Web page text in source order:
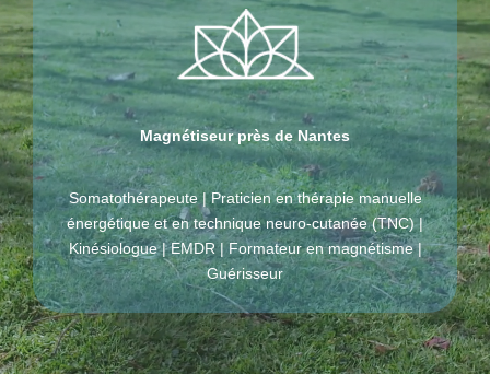
Magnétiseur près de Nantes
Somatothérapeute | Praticien en thérapie manuelle
énergétique et en technique neuro-cutanée (TNC) |
Kinésiologue | EMDR | Formateur en magnétisme |
Guérisseur